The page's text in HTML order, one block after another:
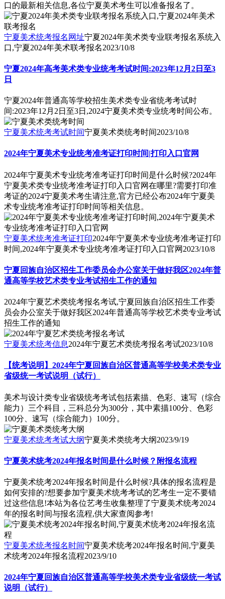
口的最新相关信息,各位宁夏美术考生可以准备报名了。
宁夏美术统考报名网址宁夏2024年美术类专业联考报名系统入
口,宁夏2024年美术联考报名2023/10/8
宁夏2024年高考美术类专业统考考试时间:2023年12月2日至3
日
宁夏2024年普通高等学校招生美术类专业省统考考试时
间:2023年12月2日至3日,2024宁夏美术类专业统考时间公布。
宁夏美术统考考试时间宁夏美术类统考时间2023/10/8
2024年宁夏美术专业统考准考证打印时间|打印入口官网
2024年宁夏美术专业统考准考证打印时间是什么时候?2024年
宁夏美术类专业统考准考证打印入口官网在哪里?需要打印准
考证的2024宁夏美术考生请注意,官方已经公布2024年宁夏美
术专业统考准考证打印时间等相关信息。
宁夏美术统考准考证打印2024年宁夏美术专业统考准考证打印
时间,2024年宁夏美术专业统考准考证打印入口官网 2023/10/8
宁夏回族自治区招生工作委员会办公室关于做好我区2024年普
通高等学校艺术类专业考试招生工作的通知
2024年宁夏艺术类统考报名考试,宁夏回族自治区招生工作委
员会办公室关于做好我区2024年普通高等学校艺术类专业考试
招生工作的通知
宁夏美术统考信息2024年宁夏艺术类统考报名考试2023/10/8
【统考说明】2024年宁夏回族自治区普通高等学校美术类专业
省级统一考试说明（试行）
美术与设计类专业省级统考考试包括素描、色彩、速写（综合
能力）三个科目，三科总分为300分，其中素描100分、色彩
100分、速写（综合能力）100分。
宁夏美术统考考试大纲宁夏美术类统考大纲2023/9/19
宁夏美术统考2024年报名时间是什么时候？附报名流程
宁夏美术统考2024年报名时间是什么时候?具体的报名流程是
如何安排的?想要参加宁夏美术统考考试的艺考生一定不要错
过这些信息!本站为各位艺考生收集整理了宁夏美术统考2024
年的报名时间与报名流程,供大家查阅参考!
宁夏美术统考报名时间宁夏美术统考2024年报名时间,宁夏美
术统考2024年报名流程2023/9/10
2024年宁夏回族自治区普通高等学校美术类专业省级统一考试
说明（试行）